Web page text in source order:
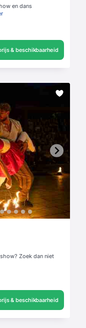
en dans
& beschikbaarheid
Zoek dan niet
& beschikbaarheid